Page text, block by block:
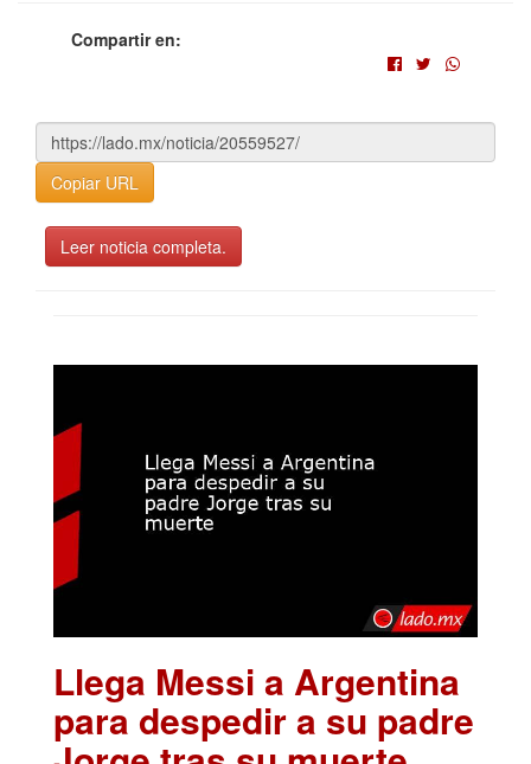
Compartir en:
Copiar URL
Leer noticia completa.
Llega Messi a Argentina
para despedir a su padre